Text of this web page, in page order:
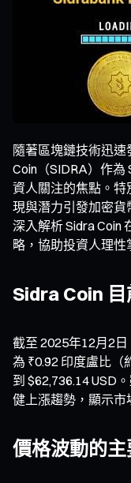
隨著區塊鏈技術迅
Coin（SIDRA）作為
資人關注的焦點。特
現與潛力引發加密
深入解析 Sidra Coin
略，協助投資人理性
Sidra Coin
截至 2025年12月2
為 ₹0.92 印度盧比（
到 $62,736.14 USD
健上漲趨勢，顯示市
價格波動的